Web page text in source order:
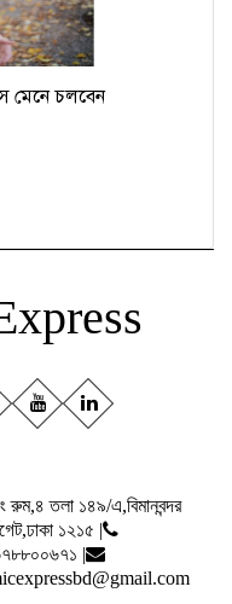
মেনে চলবেন
রুম,৪ তলা ১৪৯/এ,বিমানবন্দর
১২১৫ |
|